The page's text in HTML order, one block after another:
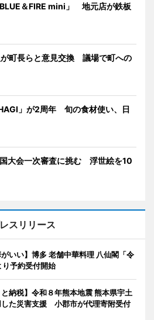
＆FIRE mini」 地元店が鉄板
が町長らと意見交換 議場で町への
」が2周年 旬の食材使い、日
大会一次審査に挑む 浮世絵を10
スリリース
がいい】博多 老舗中華料理 八仙閣「令
予約受付開始
納税】令和８年熊本地震 熊本県宇土
た災害支援 小郡市が代理寄附受付